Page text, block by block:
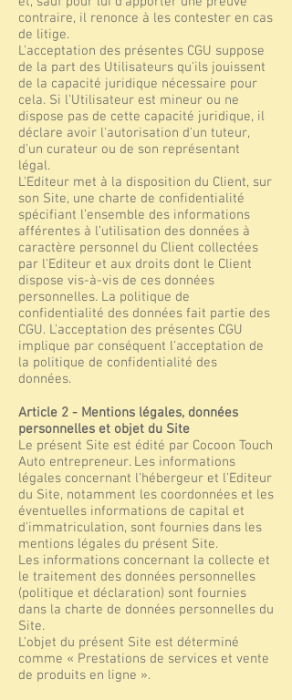
contraire, il renonce à les contester en cas
de litige.
L'acceptation des présentes CGU suppose
de la part des Utilisateurs qu'ils jouissent
de la capacité juridique nécessaire pour
cela. Si l'Utilisateur est mineur ou ne
dispose pas de cette capacité juridique, il
déclare avoir l'autorisation d'un tuteur,
d'un curateur ou de son représentant
légal.
L'Editeur met à la disposition du Client, sur
son Site, une charte de confidentialité
spécifiant l’ensemble des informations
afférentes à l’utilisation des données à
caractère personnel du Client collectées
par l'Editeur et aux droits dont le Client
dispose vis-à-vis de ces données
personnelles. La politique de
confidentialité des données fait partie des
CGU. L'acceptation des présentes CGU
implique par conséquent l'acceptation de
la politique de confidentialité des
données.
Article 2 - Mentions légales, données
personnelles et objet du Site
Le présent Site est édité par Cocoon Touch
Auto entrepreneur. Les informations
légales concernant l'hébergeur et l'Editeur
du Site, notamment les coordonnées et les
éventuelles informations de capital et
d'immatriculation, sont fournies dans les
mentions légales du présent Site.
Les informations concernant la collecte et
le traitement des données personnelles
(politique et déclaration) sont fournies
dans la charte de données personnelles du
Site.
L'objet du présent Site est déterminé
comme « Prestations de services et vente
de produits en ligne ».